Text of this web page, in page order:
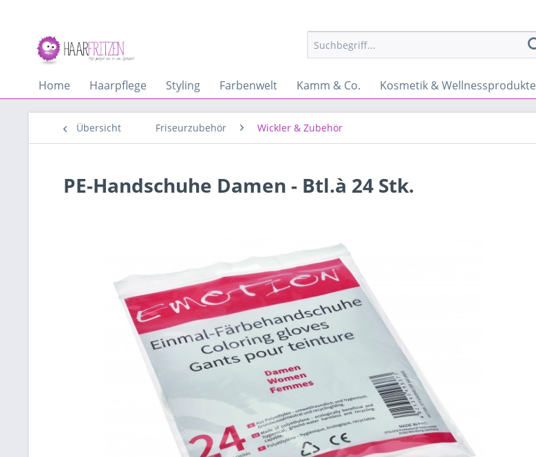
Home Haarpflege Styling Farbenwelt Kamm & Co. Kosmetik & Wellnessprodukte
Übersicht Friseurzubehör Wickler & Zubehör
PE-Handschuhe Damen - Btl.à 24 Stk.